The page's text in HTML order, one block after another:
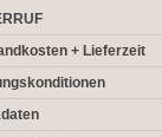
+ Lieferzeit